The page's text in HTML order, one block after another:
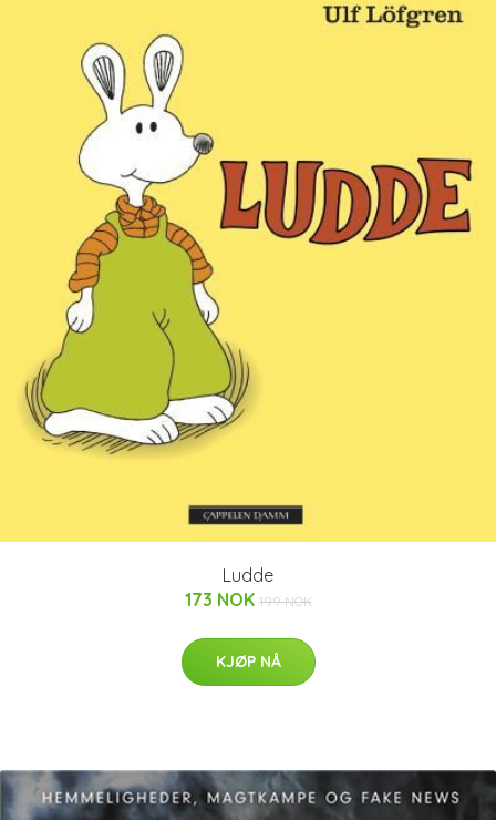
Ludde
173 NOK 199 NOK
KJØP NÅ